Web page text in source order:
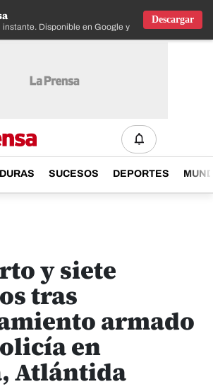
instante. Disponible en Google y IOS
Descargar
SUCESOS DEPORTES
y siete
tras
armado
en
Atlántida